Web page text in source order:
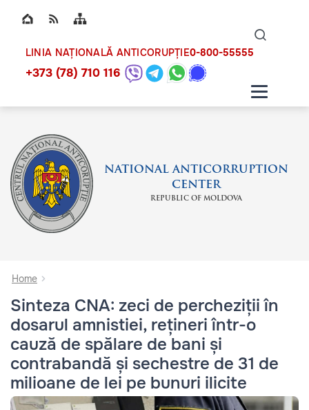
Top bar navigation
LINIA NAȚIONALĂ ANTICORUPȚIE0-800-55555
+373 (78) 710 116
NATIONAL ANTICORRUPTION
CENTER
REPUBLIC OF MOLDOVA
Home
Sinteza CNA: zeci de percheziții în
dosarul amnistiei, rețineri într-o
cauză de spălare de bani și
contrabandă și sechestre de 31 de
milioane de lei pe bunuri ilicite